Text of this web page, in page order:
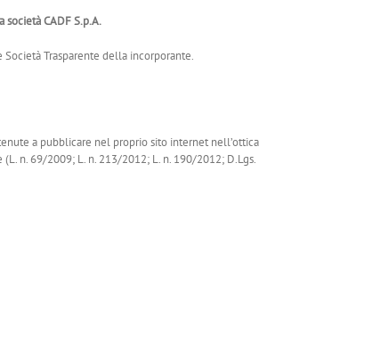
CADF S.p.A.
Trasparente della incorporante.
a pubblicare nel proprio sito internet nell’ottica
n. 69/2009; L. n. 213/2012; L. n. 190/2012; D.Lgs.